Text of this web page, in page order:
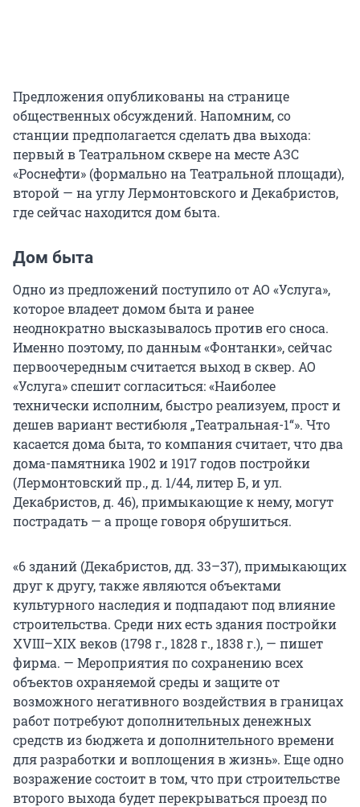
Предложения опубликованы на странице
общественных обсуждений. Напомним, со
станции предполагается сделать два выхода:
первый в Театральном сквере на месте АЗС
«Роснефти» (формально на Театральной площади),
второй — на углу Лермонтовского и Декабристов,
где сейчас находится дом быта.
Дом быта
Одно из предложений поступило от АО «Услуга»,
которое владеет домом быта и ранее
неоднократно высказывалось против его сноса.
Именно поэтому, по данным «Фонтанки», сейчас
первоочередным считается выход в сквер. АО
«Услуга» спешит согласиться: «Наиболее
технически исполним, быстро реализуем, прост и
дешев вариант вестибюля „Театральная-1“». Что
касается дома быта, то компания считает, что два
дома-памятника 1902 и 1917 годов постройки
(Лермонтовский пр., д. 1/44, литер Б, и ул.
Декабристов, д. 46), примыкающие к нему, могут
пострадать — а проще говоря обрушиться.
«6 зданий (Декабристов, дд. 33–37), примыкающих
друг к другу, также являются объектами
культурного наследия и подпадают под влияние
строительства. Среди них есть здания постройки
XVIII–XIX веков (1798 г., 1828 г., 1838 г.), — пишет
фирма. — Мероприятия по сохранению всех
объектов охраняемой среды и защите от
возможного негативного воздействия в границах
работ потребуют дополнительных денежных
средств из бюджета и дополнительного времени
для разработки и воплощения в жизнь». Еще одно
возражение состоит в том, что при строительстве
второго выхода будет перекрываться проезд по